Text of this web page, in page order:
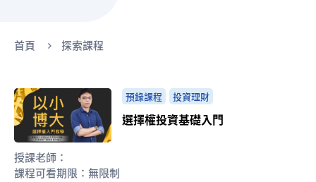
首頁 探索課程
預錄課程 投資理財
選擇權投資基礎入門
授課老師：
課程可看期限： 無限制